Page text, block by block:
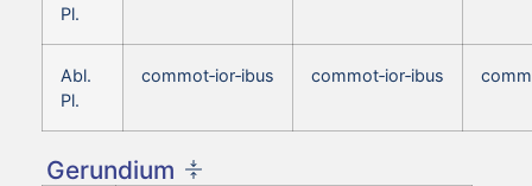
Pl.
Abl.
Pl.
commot‑ior‑ibus commot‑ior‑ibus
Gerundium